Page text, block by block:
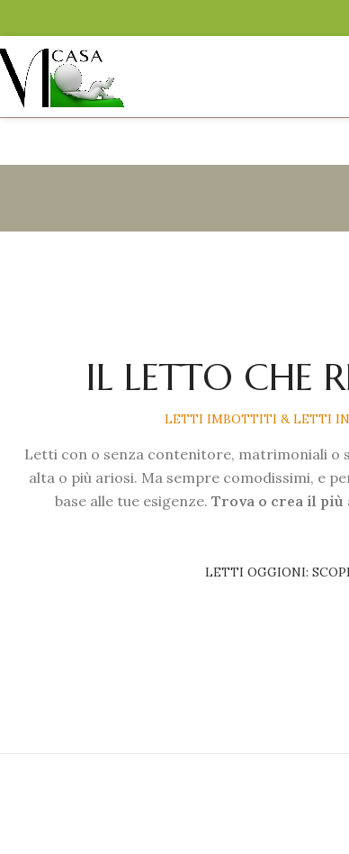
IL LETTO CHE
LETTI IMBOTTITI & LETTI
Letti con o senza contenitore, matrimoniali o
alta o più ariosi. Ma sempre comodissimi, e
base alle tue esigenze. Trova o crea il più
LETTI OGGIONI: